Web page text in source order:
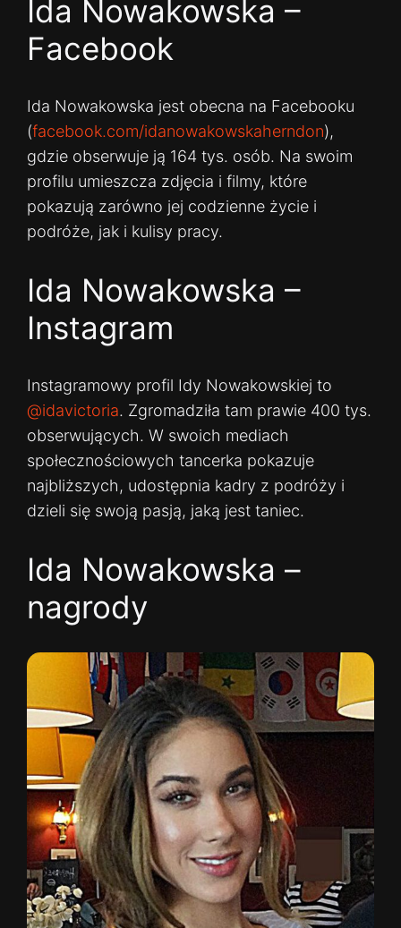
Ida Nowakowska –
Facebook
Ida Nowakowska jest obecna na Facebooku
(facebook.com/idanowakowskaherndon),
gdzie obserwuje ją 164 tys. osób. Na swoim
profilu umieszcza zdjęcia i filmy, które
pokazują zarówno jej codzienne życie i
podróże, jak i kulisy pracy.
Ida Nowakowska –
Instagram
Instagramowy profil Idy Nowakowskiej to
@idavictoria. Zgromadziła tam prawie 400 tys.
obserwujących. W swoich mediach
społecznościowych tancerka pokazuje
najbliższych, udostępnia kadry z podróży i
dzieli się swoją pasją, jaką jest taniec.
Ida Nowakowska –
nagrody